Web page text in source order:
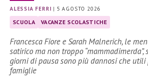
ALESSIA FERRI | 5 AGOSTO 2026
SCUOLA VACANZE SCOLASTICHE
Francesca Fiore e Sarah Malnerich, le
satirico ma non troppo “mammadimerda”,
giorni di pausa sono più dannosi che utili
famiglie